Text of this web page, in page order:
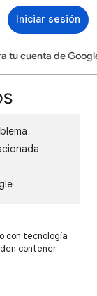
Iniciar sesión
tu cuenta de
con tecnología
contener